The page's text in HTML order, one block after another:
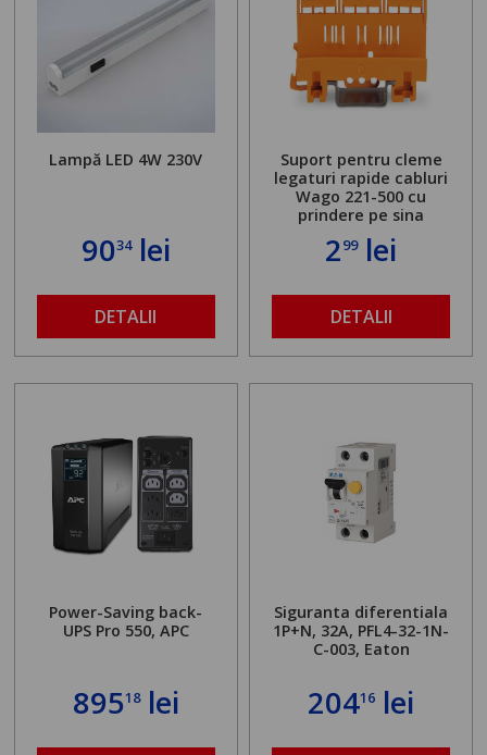
Lampă LED 4W 230V
9034lei
DETALII
Suport pentru cleme
legaturi rapide cabluri
Wago 221-500 cu
prindere pe sina
299lei
DETALII
Power-Saving back-
UPS Pro 550, APC
89518lei
Siguranta diferentiala
1P+N, 32A, PFL4-32-1N-
C-003, Eaton
20416 lei